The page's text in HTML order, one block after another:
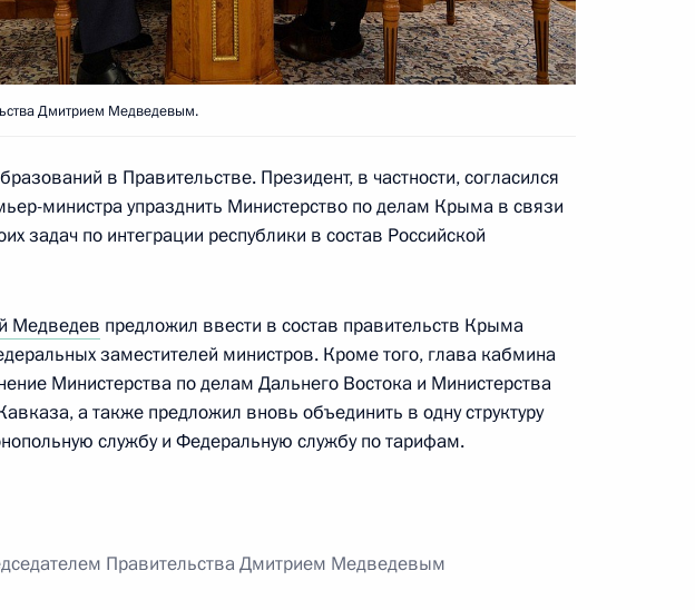
Министерства по делам Крыма
Правительства
Московская область, Ново-Огарёво
5
Правительства Дмитрием Медведевым
Московская область, Ново-Огарёво
1
Дмитрием Медведевым.
в Правительстве. Президент, в частности, согласился
министра упразднить Министерство по делам Крыма в связи
задач по интеграции республики в состав Российской
Медведев предложил ввести в состав правительств Крыма
заместителей министров. Кроме того, глава кабмина
Министерства по делам Дальнего Востока и Министерства
а также предложил вновь объединить в одну структуру
службу и Федеральную службу по тарифам.
Правительства Дмитрием Медведевым